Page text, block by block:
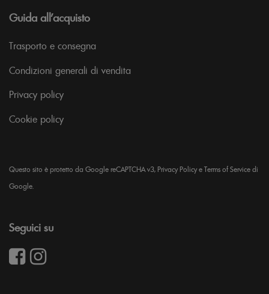
Guida all’acquisto
Trasporto e consegna
Condizioni generali di vendita
Privacy policy
Cookie policy
Questo sito è protetto da Google reCAPTCHA v3, Privacy Policye Terms of Service di
Google.
Seguici su